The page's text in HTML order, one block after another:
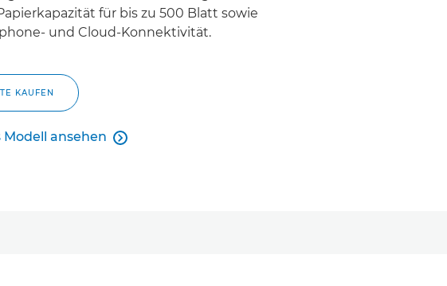
für bis zu 500 Blatt sowie
und Cloud-Konnektivität.
KAUFEN
Modell ansehen
Modell ansehen
